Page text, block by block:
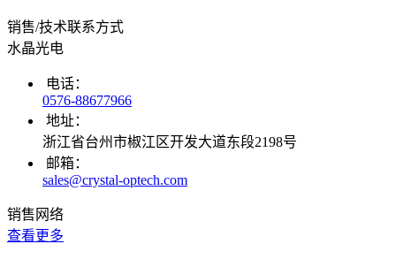
销售/技术联系方式
水晶光电
电话：
0576-88677966
地址：
浙江省台州市椒江区开发大道东段2198号
邮箱：
sales@crystal-optech.com
销售网络
查看更多